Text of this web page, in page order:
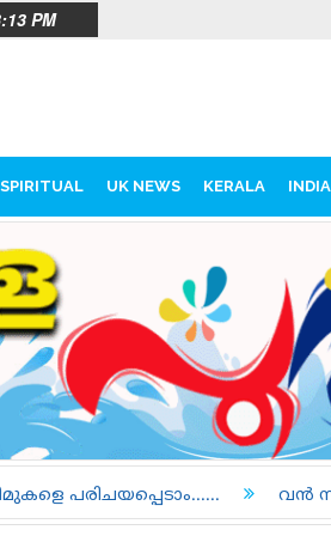
PM
SPIRITUAL UK NEWS KERALA INDIA
വൻ സുരക്ഷാ വീഴ്ച: